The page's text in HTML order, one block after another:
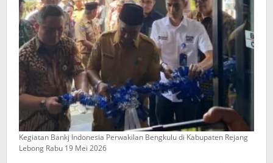
Kegiatan Bankj Indonesia Perwakilan Bengkulu di Kabupaten Rejang
Lebong Rabu 19 Mei 2026